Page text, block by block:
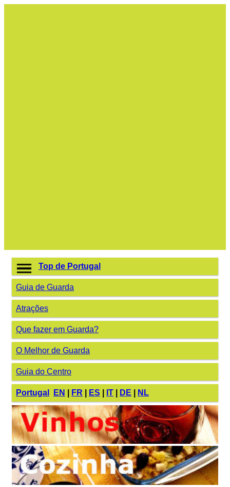
Top de Portugal
Guia de Guarda
Atrações
Que fazer em Guarda?
O Melhor de Guarda
Guia do Centro
Portugal EN FR ES IT DE NL